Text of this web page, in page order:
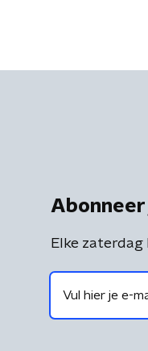
Elke zaterdag